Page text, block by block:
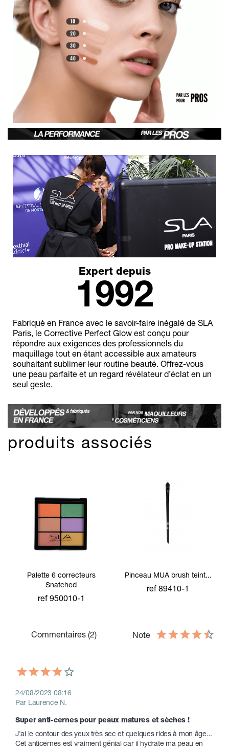
Expert depuis
1992
Fabriqué en France avec le savoir-faire inégalé de SLA
Paris, le Corrective Perfect Glow est conçu pour
répondre aux exigences des professionnels du
maquillage tout en étant accessible aux amateurs
souhaitant sublimer leur routine beauté. Offrez-vous
une peau parfaite et un regard révélateur d’éclat en un
seul geste.
produits associés
Palette 6 correcteurs
Snatched
ref 950010-1
Pinceau MUA brush teint...
ref 89410-1
Commentaires (2) Note
24/08/2023 08:16
Par Laurence N.
Super anti-cernes pour peaux matures et sèches !
J'ai le contour des yeux très sec et quelques rides à mon âge...
Cet anticernes est vraiment génial car il hydrate ma peau en